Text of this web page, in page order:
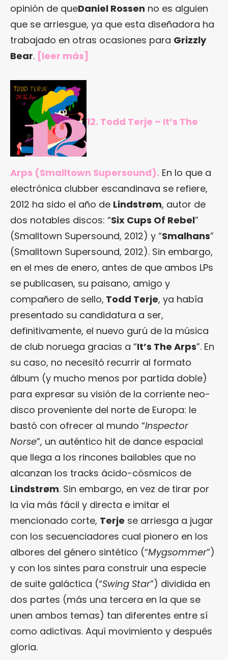
opinión de queDaniel Rossen no es alguien
que se arriesgue, ya que esta diseñadora ha
trabajado en otras ocasiones para Grizzly
Bear. [leer más]
12. Todd Terje – It’s The
Arps (Smalltown Supersound). En lo que a
electrónica clubber escandinava se refiere,
2012 ha sido el año de Lindstrøm, autor de
dos notables discos: “Six Cups Of Rebel”
(Smalltown Supersound, 2012) y “Smalhans”
(Smalltown Supersound, 2012). Sin embargo,
en el mes de enero, antes de que ambos LPs
se publicasen, su paisano, amigo y
compañero de sello, Todd Terje, ya había
presentado su candidatura a ser,
definitivamente, el nuevo gurú de la música
de club noruega gracias a “It’s The Arps”. En
su caso, no necesitó recurrir al formato
álbum (y mucho menos por partida doble)
para expresar su visión de la corriente neo-
disco proveniente del norte de Europa: le
bastó con ofrecer al mundo “Inspector
Norse”, un auténtico hit de dance espacial
que llega a los rincones bailables que no
alcanzan los tracks ácido-cósmicos de
Lindstrøm. Sin embargo, en vez de tirar por
la vía más fácil y directa e imitar el
mencionado corte, Terje se arriesga a jugar
con los secuenciadores cual pionero en los
albores del género sintético (“Mygsommer”)
y con los sintes para construir una especie
de suite galáctica (“Swing Star”) dividida en
dos partes (más una tercera en la que se
unen ambos temas) tan diferentes entre sí
como adictivas. Aquí movimiento y después
gloria.